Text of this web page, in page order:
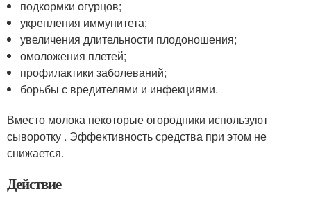
подкормки огурцов;
укрепления иммунитета;
увеличения длительности плодоношения;
омоложения плетей;
профилактики заболеваний;
борьбы с вредителями и инфекциями.
Вместо молока некоторые огородники используют
сыворотку . Эффективность средства при этом не
снижается.
Действие